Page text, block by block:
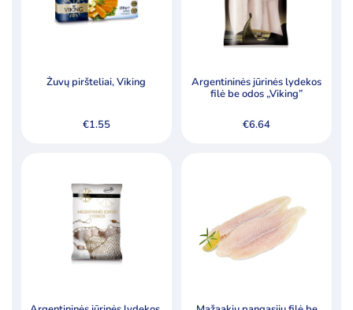
Ledai
Ledo kubeliai kokteiliams
Šaldyta žuvis
Žuvų produktai
Šaldyti koldūnai, miltiniai gaminiai
Šaldyti pusgaminiai, užkandžiai
Žuvų piršteliai, Viking
€1.55
Argentininės jūrinės lydekos
filė be odos „Viking”
€6.64